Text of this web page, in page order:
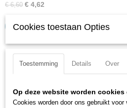
€ 6,60 € 4,62
IN WINKELWAGEN
Cookies toestaan Opties
Toestemming Details Over
Op deze website worden
Cookies worden door ons gebruikt